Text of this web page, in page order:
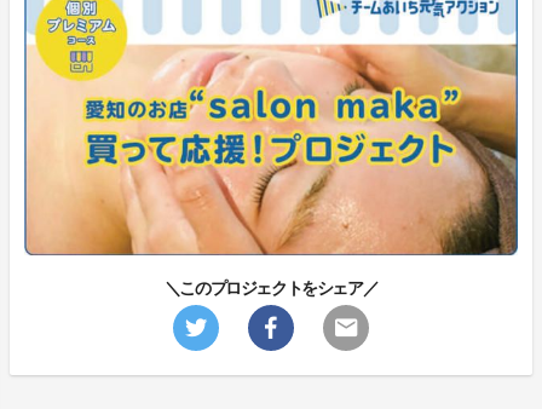
＼このプロジェクトをシェア／